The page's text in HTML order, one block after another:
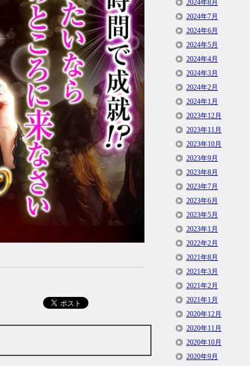
2024年8月
2024年7月
2024年6月
2024年5月
2024年4月
2024年3月
2024年2月
2024年1月
2023年12月
2023年11月
2023年10月
2023年9月
2023年8月
2023年7月
2023年6月
2023年5月
2023年1月
2022年2月
2021年8月
2021年3月
2021年2月
2021年1月
2020年12月
2020年11月
2020年10月
2020年9月